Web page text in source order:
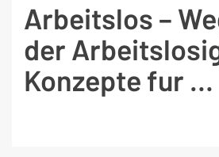
Arbeitslos –
der
Konzepte fur …